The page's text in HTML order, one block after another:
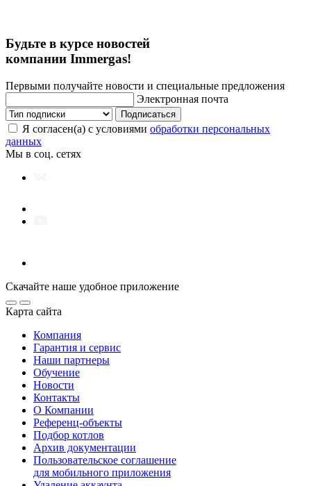
Будьте в курсе новостей
компании Immergas!
Первыми получайте новости и специальные предложения
Электронная почта
Подписаться
Я согласен(а) с условиями обработки персональных
данных
Мы в соц. сетях
Скачайте наше удобное приложение
Карта сайта
Компания
Гарантия и сервис
Наши партнеры
Обучение
Новости
Контакты
О Компании
Референц-объекты
Подбор котлов
Архив документации
Пользовательское соглашение
для мобильного приложения